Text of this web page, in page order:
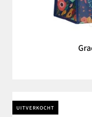
UITVERKOCHT